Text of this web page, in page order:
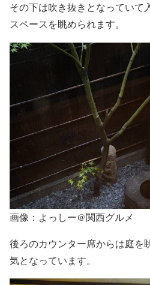
その下は吹き抜きとなっていて
スペースを眺められます。
画像：よっしー@関西グルメ
後ろのカウンター席からは庭を
気となっています。